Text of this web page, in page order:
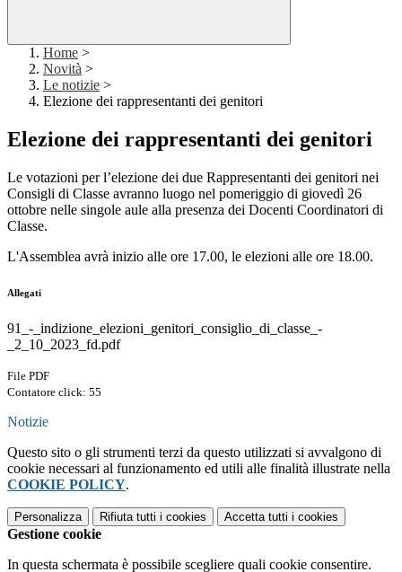
Home >
Novità >
Le notizie >
Elezione dei rappresentanti dei genitori
Elezione dei rappresentanti dei genitori
Le votazioni per l’elezione dei due Rappresentanti dei genitori nei
Consigli di Classe avranno luogo nel pomeriggio di giovedì 26
ottobre nelle singole aule alla presenza dei Docenti Coordinatori di
Classe.
L'Assemblea avrà inizio alle ore 17.00, le elezioni alle ore 18.00.
Allegati
91_-_indizione_elezioni_genitori_consiglio_di_classe_-
_2_10_2023_fd.pdf
File PDF
Contatore click: 55
Notizie
Questo sito o gli strumenti terzi da questo utilizzati si avvalgono di
cookie necessari al funzionamento ed utili alle finalità illustrate nella
COOKIE POLICY.
Personalizza Rifiuta tutti i cookies Accetta tutti i cookies
Gestione cookie
In questa schermata è possibile scegliere quali cookie consentire.